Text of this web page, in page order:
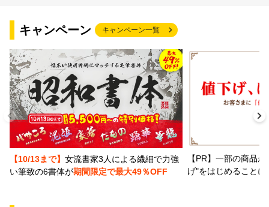
キャンペーン キャンペーン一覧
【10/13まで】 女流書家3人による繊細で力強
い筆致の6書体が期間限定で最大49％OFF
【PR】一部の商品
げ"をはじめること